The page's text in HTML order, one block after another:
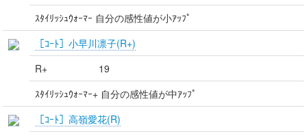
ｽﾀｲﾘｯｼｭｳｫｰﾏｰ 自分の感性値が小ｱｯﾌﾟ
［ｺｰﾄ］小早川凛子(R+)
R+
19
ｽﾀｲﾘｯｼｭｳｫｰﾏｰ+ 自分の感性値が中ｱｯﾌﾟ
［ｺｰﾄ］高嶺愛花(R)